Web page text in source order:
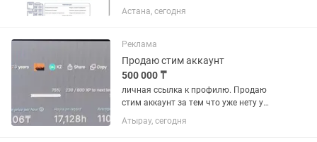
образовательный робот-манипулятор,
идеально подходящий для обучения,
автоматизации. Преимущества:
Высокая точность...
Астана, сегодня
Реклама
Продаю стим аккаунт
500 000 ₸
личная ссылка к профилю. Продаю
стим аккаунт за тем что уже нету у
самого тяги и интереса к играм. На
аккаунте числится 198 игр которые
Атырау, сегодня